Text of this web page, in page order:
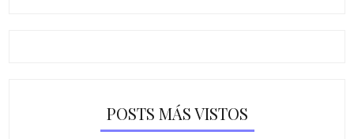
POSTS MÁS VISTOS